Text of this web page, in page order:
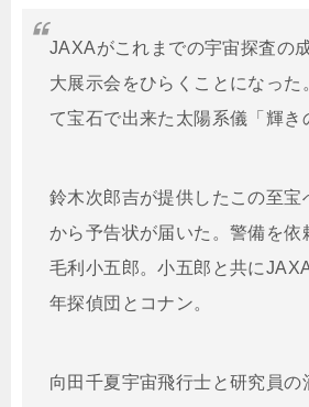
JAXAがこれまでの宇宙探査の
大展示会をひらくことになった
て宝石で出来た太陽系儀「輝き
鈴木次郎吉が提供したこの至宝
から予告状が届いた。警備を依
毛利小五郎。小五郎と共に
年探偵団とコナン。
向田千夏宇宙飛行士と研究員の